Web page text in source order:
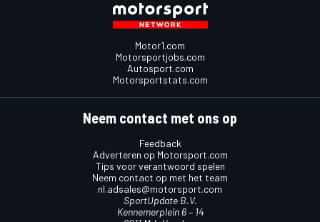
Motor1.com
Motorsportjobs.com
Autosport.com
Motorsportstats.com
Neem contact met ons op
Feedback
Adverteren op Motorsport.com
Tips voor verantwoord spelen
Neem contact op met het team
nl.adsales@motorsport.com
SportUpdate B.V.
Kennemerplein 6 – 14